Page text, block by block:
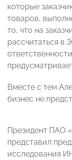
которые
товаров,
то, что на
рассчитаться в
Вместе с тем
бизнес не
Президент ПАО
представил
исследования